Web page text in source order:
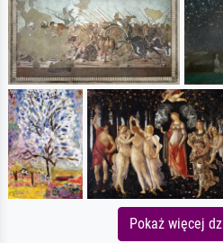
Pokaż więcej